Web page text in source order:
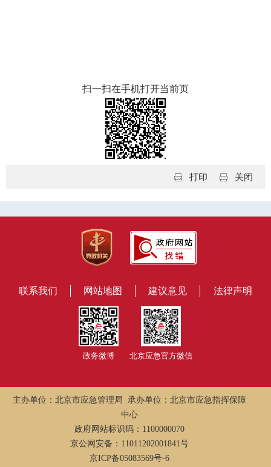
扫一扫在手机打开当前页
关闭
打印
联系我们 网站地图 建议意见 法律声明
政务微博 北京应急官方微信
主办单位：北京市应急管理局 承办单位：北京市应急指挥保障
中心
政府网站标识码：1100000070
京公网安备：11011202001841号
京ICP备05083569号-6